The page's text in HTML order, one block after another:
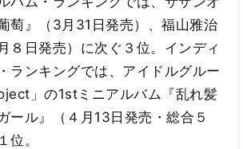
萄』（3月31日発売）、福山雅治
８日発売）に次ぐ３位。インディ
ランキングでは、アイドルグルー
」の1stミニアルバム『乱れ髪
ール』（４月13日発売・総合５
位。